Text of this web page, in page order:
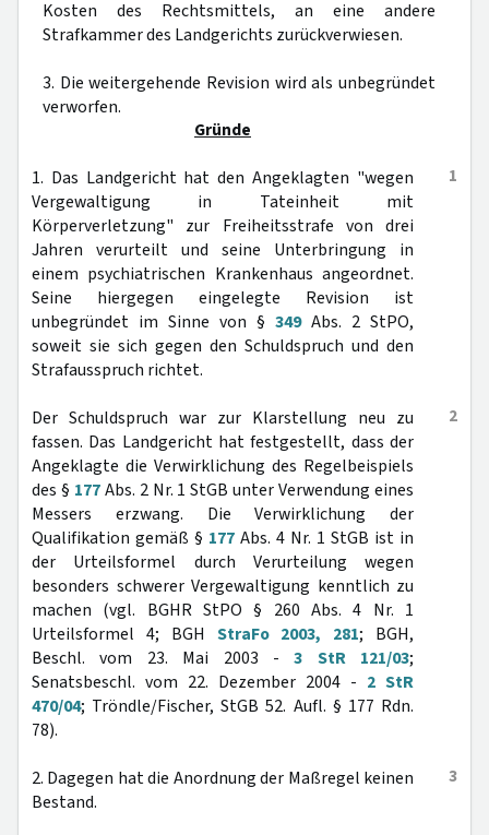
Kosten des Rechtsmittels, an eine andere
Strafkammer des Landgerichts zurückverwiesen.
3. Die weitergehende Revision wird als unbegründet
verworfen.
Gründe
1
1. Das Landgericht hat den Angeklagten "wegen
Vergewaltigung in Tateinheit mit
Körperverletzung" zur Freiheitsstrafe von drei
Jahren verurteilt und seine Unterbringung in
einem psychiatrischen Krankenhaus angeordnet.
Seine hiergegen eingelegte Revision ist
unbegründet im Sinne von § 349Abs. 2 StPO,
soweit sie sich gegen den Schuldspruch und den
Strafausspruch richtet.
2
Der Schuldspruch war zur Klarstellung neu zu
fassen. Das Landgericht hat festgestellt, dass der
Angeklagte die Verwirklichung des Regelbeispiels
des § 177Abs. 2 Nr. 1 StGB unter Verwendung eines
Messers erzwang. Die Verwirklichung der
Qualifikation gemäß § 177 Abs. 4 Nr. 1 StGB ist in
der Urteilsformel durch Verurteilung wegen
besonders schwerer Vergewaltigung kenntlich zu
machen (vgl. BGHR StPO § 260 Abs. 4 Nr. 1
Urteilsformel 4; BGH StraFo 2003, 281; BGH,
Beschl. vom 23. Mai 2003 -3 StR 121/03;
Senatsbeschl. vom 22. Dezember 2004 - 2 StR
470/04; Tröndle/Fischer, StGB 52. Aufl. § 177 Rdn.
78).
3
2. Dagegen hat die Anordnung der Maßregel keinen
Bestand.